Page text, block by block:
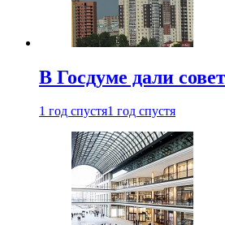
В Госдуме дали
1 год спустя1 год спустя